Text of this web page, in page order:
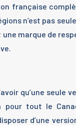
française
n’est pas
marque de
qu’une seule
pour tout le
d’une